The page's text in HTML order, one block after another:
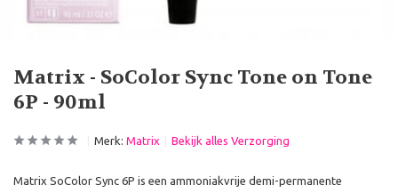
Matrix - SoColor Sync Tone on Tone
6P - 90ml
Merk: Matrix Bekijk alles Verzorging
Matrix SoColor Sync 6P is een ammoniakvrije demi-permanente